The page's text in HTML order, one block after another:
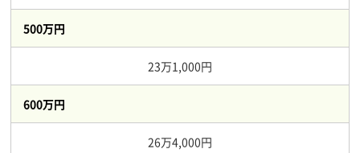
500万円
23万1,000円
600万円
26万4,000円